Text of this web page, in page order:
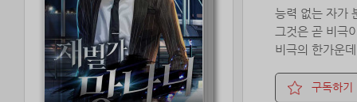
능력 없는 자가
그것은 곧 비극
비극의 한가운
구독하기